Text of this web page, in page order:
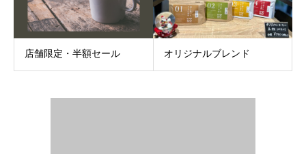
店舗限定・半額セール オリジナルブレンド